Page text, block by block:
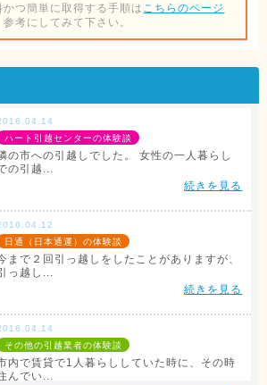
つ簡単に取得する手順は こちらのページ
考にしてみて下さい。
ハート引越センターの体験談
の市への引越しでした。 女性の一人暮らし
の引越...
続きを見る
日通（日本通運）の体験談
まで２回引っ越しをしたことがありますが、
っ越し...
続きを見る
その他の引越業者の体験談
内で賃貸で1人暮らししていた時に、その時
んでい...